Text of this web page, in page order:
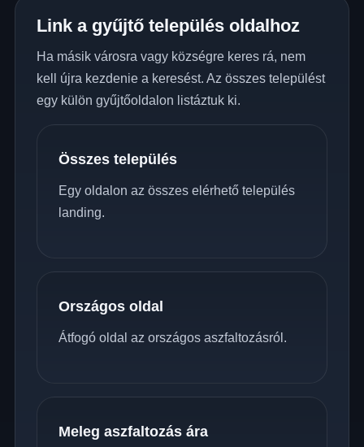
Link a gyűjtő település oldalhoz
Ha másik városra vagy községre keres rá, nem
kell újra kezdenie a keresést. Az összes települést
egy külön gyűjtőoldalon listáztuk ki.
Összes település
Egy oldalon az összes elérhető település
landing.
Országos oldal
Átfogó oldal az országos aszfaltozásról.
Meleg aszfaltozás ára